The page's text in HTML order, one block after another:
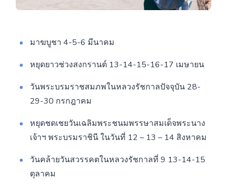
มาฆบูชา 4-5-6 มีนาคม
หยุดยาวช่วงสงกรานต์ 13-14-15-16-17 เมษายน
วันพระบรมราชสมภพในหลวงรัชกาลปัจจุบัน 28-
29-30 กรกฎาคม
หยุดชดเชยวันเฉลิมพระชนมพรรษาสมเด็จพระนาง
เจ้าฯ พระบรมราชินี ในวันที่ 12 – 13 – 14 สิงหาคม
วันคล้ายวันสวรรคตในหลวงรัชกาลที่ 9 13-14-15
ตุลาคม